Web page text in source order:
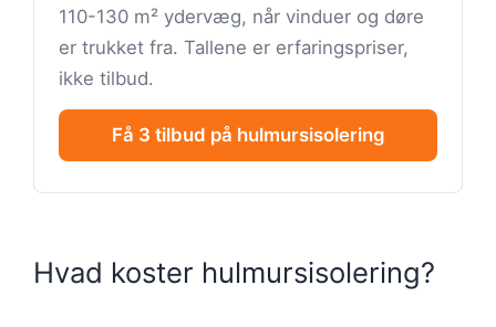
110-130 m² ydervæg, når vinduer og døre
er trukket fra. Tallene er erfaringspriser,
ikke tilbud.
Få 3 tilbud på hulmursisolering
Hvad koster hulmursisolering?